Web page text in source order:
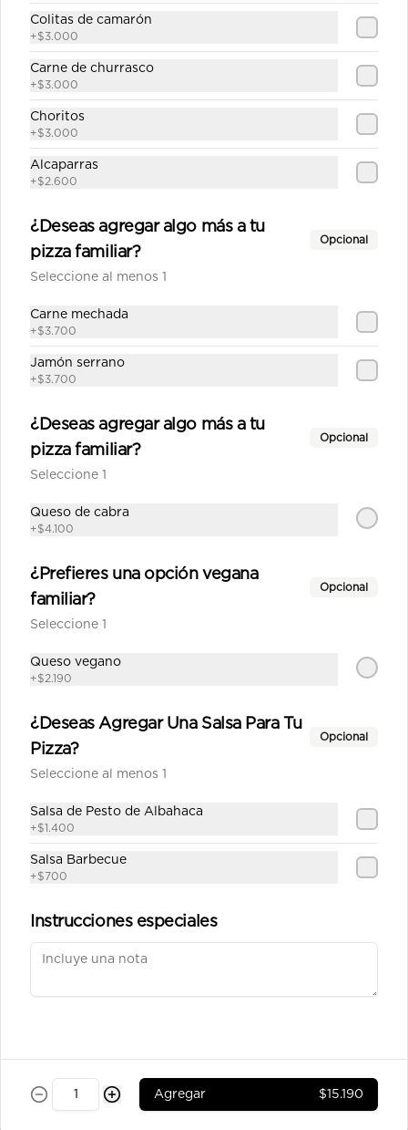
$12.590
Mamasole Mediana
Salsa de tomate con albahaca,
queso de cabra, albahaca fresca,
Mechada mediana
Salsa de tomate casera, queso,
Mediterránea mediana
Salsa de tomate casera, queso,
tomate,aceitunas, pimentón orégano.
Pepperoni mediana
Salsa de tomate casera, queso,
pepperoni, orégano.
Colitas de camarón
+$3.000
Carne de churrasco
+$3.000
Choritos
+$3.000
Alcaparras
+$2.600
¿Deseas agregar algo más a tu
pizza familiar?
Opcional
Seleccione al menos 1
Carne mechada
+$3.700
Jamón serrano
+$3.700
¿Deseas agregar algo más a tu
pizza familiar?
Opcional
Seleccione 1
Queso de cabra
+$4.100
¿Prefieres una opción vegana
familiar?
Opcional
Seleccione 1
Queso vegano
+$2.190
¿Deseas Agregar Una Salsa Para Tu
Pizza?
Opcional
Seleccione al menos 1
Salsa de Pesto de Albahaca
+$1.400
Salsa Barbecue
+$700
Instrucciones especiales
Agregar $15.190